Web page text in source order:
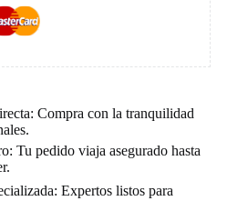
Compra con la tranquilidad
Tu pedido viaja asegurado hasta
Expertos listos para